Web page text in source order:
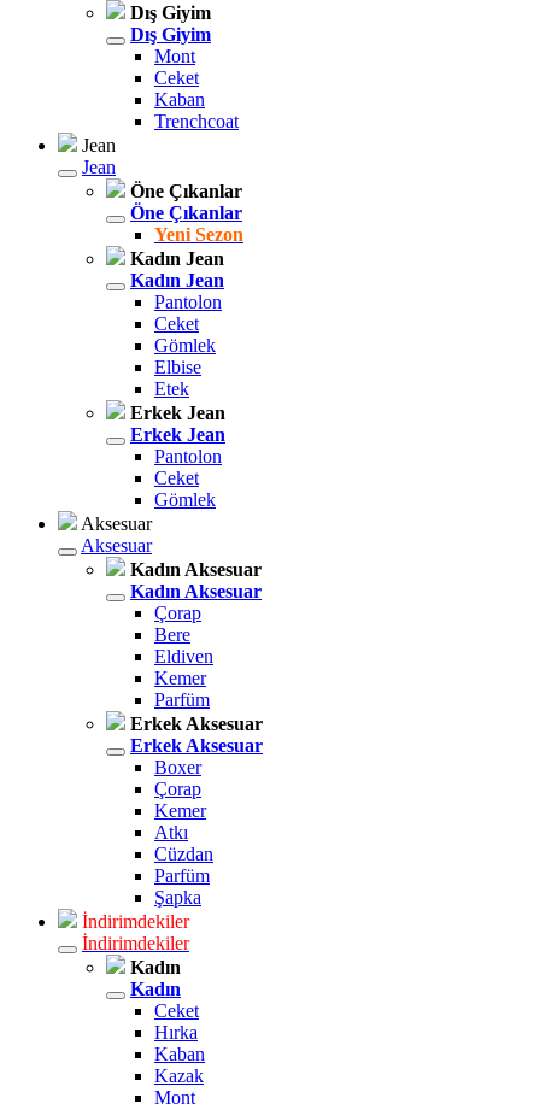
Dış Giyim
Dış Giyim
Mont
Ceket
Kaban
Trenchcoat
Jean
Jean
Öne Çıkanlar
Öne Çıkanlar
Yeni Sezon
Kadın Jean
Kadın Jean
Pantolon
Ceket
Gömlek
Elbise
Etek
Erkek Jean
Erkek Jean
Pantolon
Ceket
Gömlek
Aksesuar
Aksesuar
Kadın Aksesuar
Kadın Aksesuar
Çorap
Bere
Eldiven
Kemer
Parfüm
Erkek Aksesuar
Erkek Aksesuar
Boxer
Çorap
Kemer
Atkı
Cüzdan
Parfüm
Şapka
İndirimdekiler
İndirimdekiler
Kadın
Kadın
Ceket
Hırka
Kaban
Kazak
Mont